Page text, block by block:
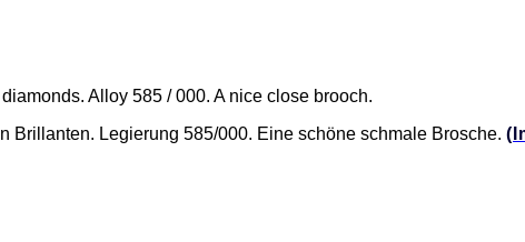
Alloy 585 / 000. A nice close brooch.
Legierung 585/000. Eine schöne schmale Brosche.